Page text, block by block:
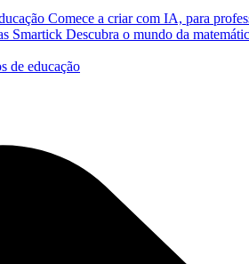
Comece a criar com IA, para
Smartick Descubra o mundo da
de educação